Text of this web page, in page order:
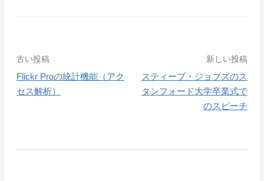
投
稿
古い投稿
Flickr Proの統計機能（アク
セス解析）
新しい投稿
スティーブ・ジョブズのス
タンフォード大学卒業式で
のスピーチ